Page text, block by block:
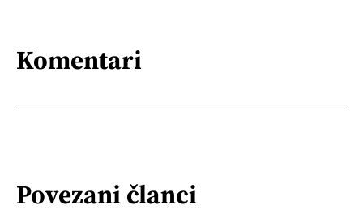
Komentari
Povezani članci